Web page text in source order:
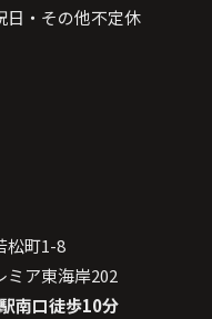
日・その他不定休
松町1-8
ミア東海岸202
南口徒歩10分